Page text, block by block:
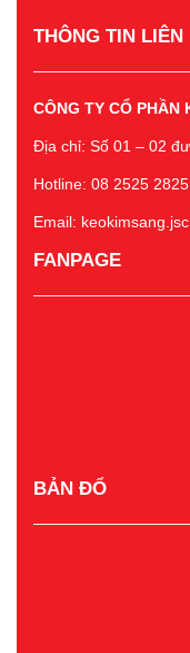
THÔNG TIN LIÊN
CÔNG TY CỔ PHẦN
Địa chỉ: Số 01 – 02
Hotline: 08 2525 2825
Email:
FANPAGE
BẢN ĐỔ